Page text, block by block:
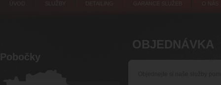
ÚVOD SLUŽBY DETAILING GARANCE SLUŽEB O NÁS
Pobočky
OBJEDNÁVKA